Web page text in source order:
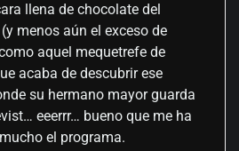
llena de chocolate del
menos aún el exceso de
aquel mequetrefe de
acaba de descubrir ese
su hermano mayor guarda
eeerrr… bueno que me ha
el programa.